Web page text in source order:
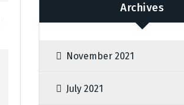
Archives
November 2021
July 2021